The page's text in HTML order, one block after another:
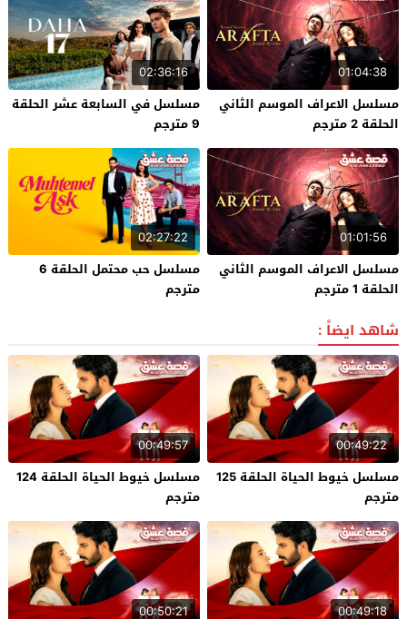
01:04:38
مسلسل الاعراف الموسم الثاني
الحلقة 2 مترجم
02:36:16
مسلسل في السابعة عشر الحلقة
9 مترجم
01:01:56
مسلسل الاعراف الموسم الثاني
الحلقة 1 مترجم
02:27:22
مسلسل حب محتمل الحلقة 6
مترجم
شاهد ايضاً :
00:49:22
مسلسل خيوط الحياة الحلقة 125
مترجم
00:49:57
مسلسل خيوط الحياة الحلقة 124
مترجم
00:49:18
00:50:21